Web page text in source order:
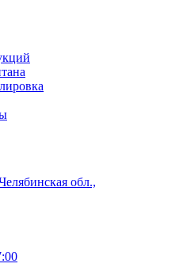
обл.,